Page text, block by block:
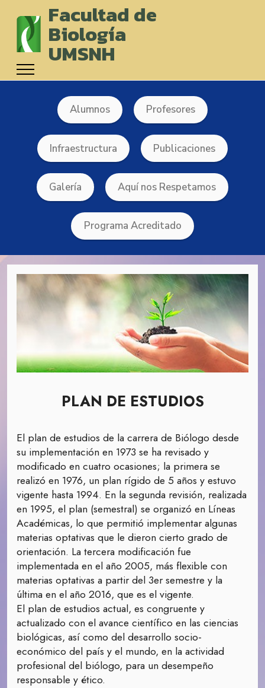
Facultad de
Biología
UMSNH
Alumnos Profesores
Infraestructura Publicaciones
Galería Aquí nos Respetamos
Programa Acreditado
PLAN DE ESTUDIOS
El plan de estudios de la carrera de Biólogo desde
su implementación en 1973 se ha revisado y
modificado en cuatro ocasiones; la primera se
realizó en 1976, un plan rígido de 5 años y estuvo
vigente hasta 1994. En la segunda revisión, realizada
en 1995, el plan (semestral) se organizó en Líneas
Académicas, lo que permitió implementar algunas
materias optativas que le dieron cierto grado de
orientación. La tercera modificación fue
implementada en el año 2005, más flexible con
materias optativas a partir del 3er semestre y la
última en el año 2016, que es el vigente.
El plan de estudios actual, es congruente y
actualizado con el avance científico en las ciencias
biológicas, así como del desarrollo socio-
económico del país y el mundo, en la actividad
profesional del biólogo, para un desempeño
responsable y ético.